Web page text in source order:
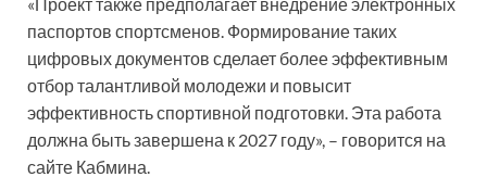
паспортов спортсменов. Формирование таких
цифровых документов сделает более эффективным
отбор талантливой молодежи и повысит
эффективность спортивной подготовки. Эта работа
должна быть завершена к 2027 году», – говорится на
сайте Кабмина.